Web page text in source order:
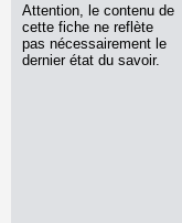
Attention, le contenu de
cette fiche ne reflète
pas nécessairement le
dernier état du savoir.